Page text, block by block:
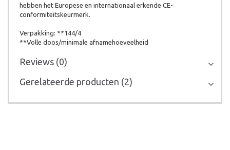
hebben het Europese en internationaal erkende CE-
conformiteitskeurmerk.
Verpakking: **144/4
**Volle doos/minimale afnamehoeveelheid
Reviews (0)
Gerelateerde producten (2)